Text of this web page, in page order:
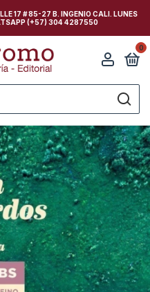
17 # 85-27 B. INGENIO CALI. LUNES
(+57) 304 4287550
0